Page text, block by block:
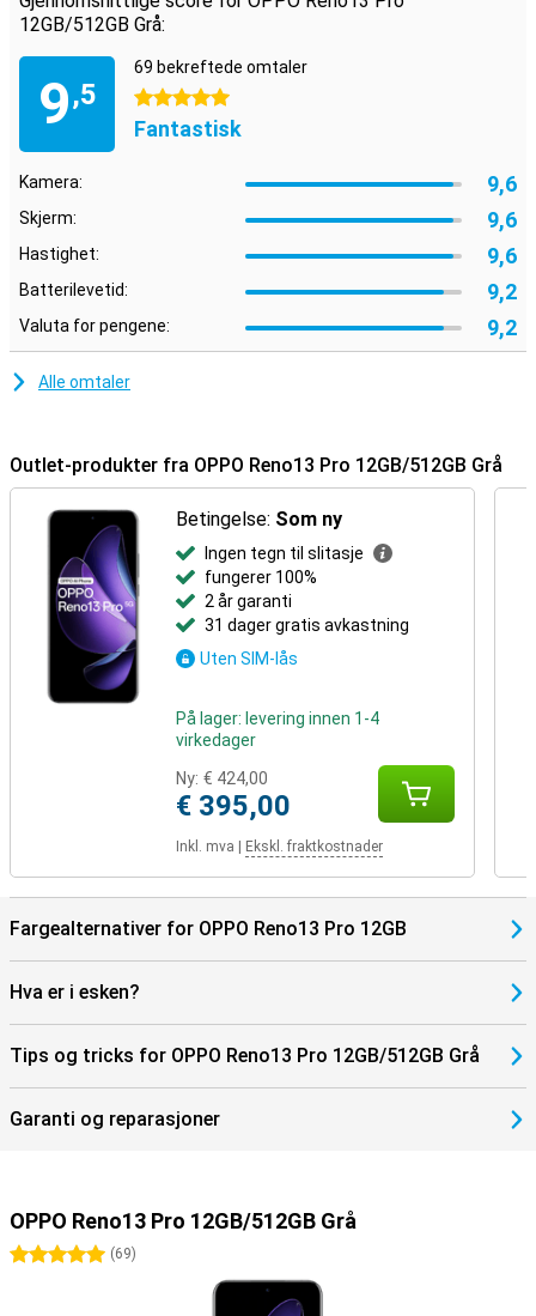
12GB/512GB Grå:
9,5
69 bekreftede omtaler
5 stjerner
Fantastisk
Kamera: 9,6
Skjerm: 9,6
Hastighet: 9,6
Batterilevetid: 9,2
Valuta for pengene: 9,2
Alle omtaler
Outlet-produkter fra OPPO Reno13 Pro 12GB/512GB Grå
Betingelse: Som ny
Ingen tegn til slitasje
fungerer 100%
2 år garanti
31 dager gratis avkastning
Uten SIM-lås
På lager: levering innen 1-4
virkedager
Ny: € 424,00
€ 395,00
Inkl. mva Ekskl. fraktkostnader
Fargealternativer for OPPO Reno13 Pro 12GB
Hva er i esken?
Tips og tricks for OPPO Reno13 Pro 12GB/512GB Grå
Garanti og reparasjoner
OPPO Reno13 Pro 12GB/512GB Grå
5 stjerner
(69)